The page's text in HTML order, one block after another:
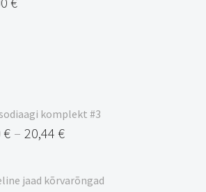
komplekt #3
€ – 20,44 €
€ jaad kõrvarõngad